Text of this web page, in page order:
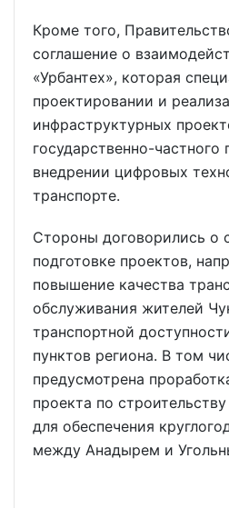
Кроме того,
соглашение о
«Урбантех», которая
проектировании и
инфраструктурных
государственно-частного
внедрении цифровых
транспорте.
Стороны договорились о
подготовке проектов,
повышение качества
обслуживания жителей
транспортной
пунктов региона. В том
предусмотрена
проекта по
для обеспечения
между Анадырем и